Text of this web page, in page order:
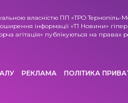
власністю ПП «ТРО Тернопіль-
інформації «Т1 Новини»
агітація» публікуються на правах
РЕКЛАМА ПОЛІТИКА